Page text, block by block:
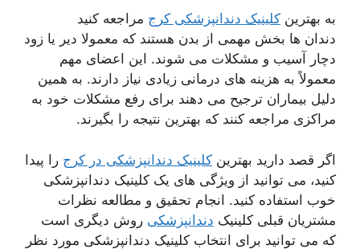
به بهترین کلینیک دندانپزشکی کرج مراجعه کنید
دندان ها بخش مهمی از بدن هستند که معمولا دیر یا زود
دچار آسیب و مشکلات می شوند. این اعضای مهم
معمولاً به هزینه های درمانی زیادی نیاز دارند. به همین
دلیل بیماران ترجیح می دهند برای رفع مشکلات خود به
مراکزی مراجعه کنند که بهترین نتیجه را بگیرند.
اگر قصد دارید بهترین کلینیک دندانپزشکی در کرج را پیدا
کنید، می توانید از ویژگی های یک کلینیک دندانپزشکی
خوب استفاده کنید. انجام تحقیق و مطالعه نظرات
مشتریان قبلی کلینیک دندانپزشکی روش دیگری است
که می توانید برای انتخاب کلینیک دندانپزشکی مورد نظر